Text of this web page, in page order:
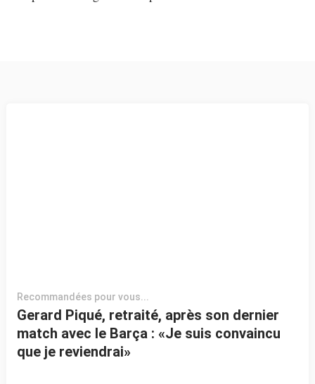
Recommandées pour vous...
Gerard Piqué, retraité, après son dernier
match avec le Barça : «Je suis convaincu
que je reviendrai»